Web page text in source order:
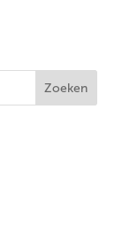
Zoeken